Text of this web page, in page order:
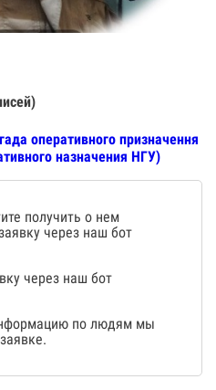
оперативного призначення
назначения НГУ)
получить о нем
через наш бот
через наш бот
по людям мы